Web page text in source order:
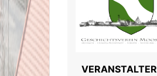
VERANSTALTER